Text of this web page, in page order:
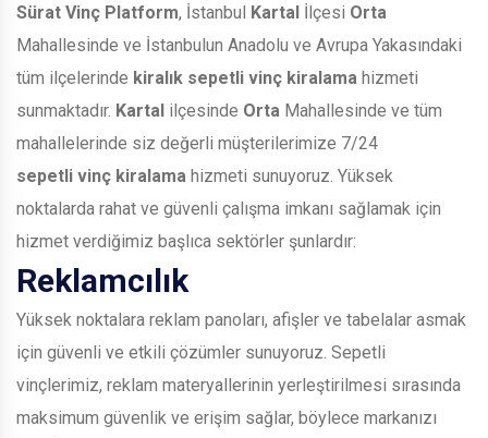
Sürat Vinç Platform, İstanbul Kartal İlçesi Orta
Mahallesinde ve İstanbulun Anadolu ve Avrupa Yakasındaki
tüm ilçelerinde kiralık sepetli vinç kiralama hizmeti
sunmaktadır. Kartal ilçesinde Orta Mahallesinde ve tüm
mahallelerinde siz değerli müşterilerimize 7/24
sepetli vinç kiralama hizmeti sunuyoruz. Yüksek
noktalarda rahat ve güvenli çalışma imkanı sağlamak için
hizmet verdiğimiz başlıca sektörler şunlardır:
Reklamcılık
Yüksek noktalara reklam panoları, afişler ve tabelalar asmak
için güvenli ve etkili çözümler sunuyoruz. Sepetli
vinçlerimiz, reklam materyallerinin yerleştirilmesi sırasında
maksimum güvenlik ve erişim sağlar, böylece markanızı